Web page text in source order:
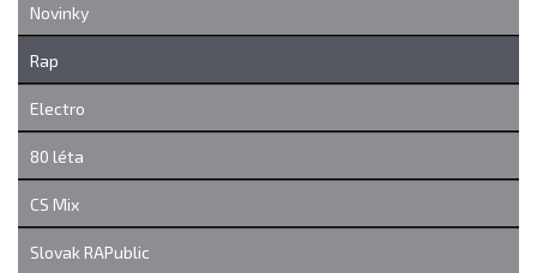
Novinky
Rap
Electro
80 léta
CS Mix
Slovak RAPublic